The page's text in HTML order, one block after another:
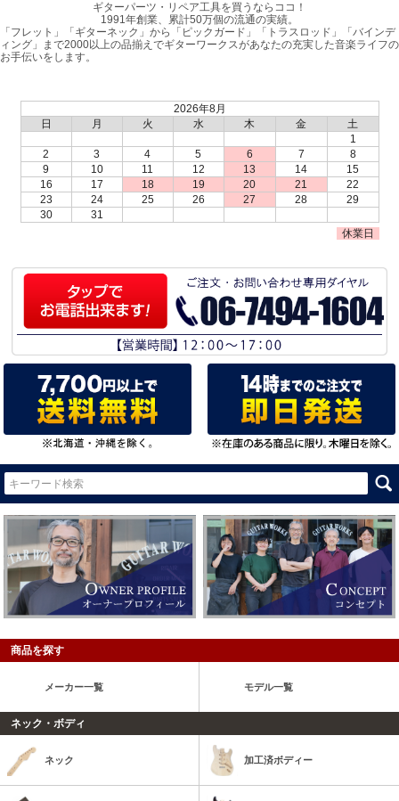
ギターパーツ・リペア工具を買うならココ！
1991年創業、累計50万個の流通の実績。
「フレット」「ギターネック」から「ピックガード」「トラスロッド」「バインデ
ィング」まで2000以上の品揃えでギターワークスがあなたの充実した音楽ライフの
お手伝いをします。
2026年8月
日
月 火 水 木 金
土
1
2
3 4 5 6 7
8
9
10 11 12 13 14
15
16
17 18 19 20 21
22
23
24 25 26 27 28
29
30
31
休業日
商品を探す
メーカー一覧 モデル一覧
ネック・ボディ
ネック 加工済ボディー